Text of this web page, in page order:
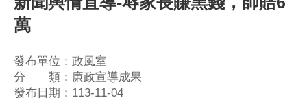
萬
發布單位：政風室
分 類：廉政宣導成果
發布日期：113-11-04